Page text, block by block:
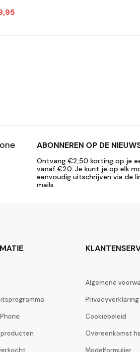
ABONNEREN OP DE
Ontvang €2,50 korting op je
vanaf €20. Je kunt je op elk
eenvoudig uitschrijven via de
mails.
Algemene
Privacyverklaring
Cookiebeleid
Overeenkomst
Modelformulier